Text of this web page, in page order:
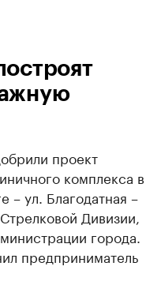
проект
комплекса в
– ул. Благодатная –
Дивизии,
города.
предприниматель